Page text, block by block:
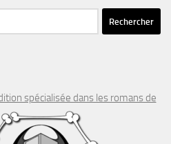
spécialisée dans les romans de